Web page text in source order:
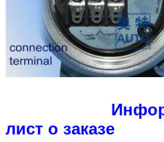
лист о заказе